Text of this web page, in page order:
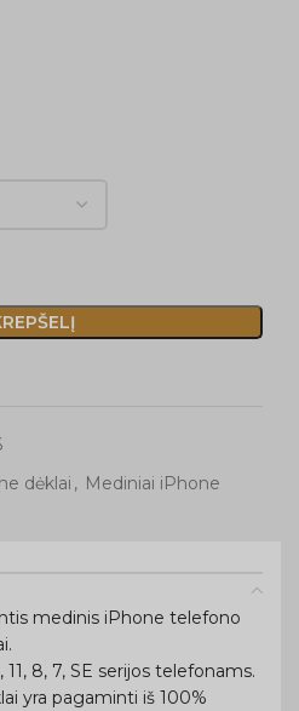
dėklai , Mediniai iPhone
medinis iPhone telefono
11, 8, 7, SE serijos telefonams.
yra pagaminti iš 100%